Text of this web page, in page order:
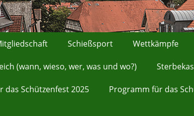
Schießsport Wettkämpfe
(wann, wieso, wer, was und wo?)
das Schützenfest 2025 Programm für das